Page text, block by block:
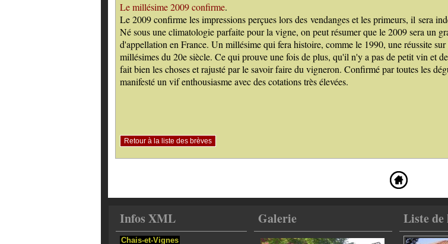
Le millésime 2009 confirme.
Le 2009 confirme les impressions perçues lors des vendanges et les primeurs, il sera
Né sous une climatologie parfaite pour la vigne, on peut résumer que le 2009 sera un
d'appellation en France. Un millésime qui fera histoire, comme le 1990, une réussite
millésimes du 20e siècle. Ce qui prouve une fois de plus, qu'il n'y a pas de petit vin et
fait bien les choses et rajusté par le savoir faire du vigneron. Confirmé par toutes les
manifesté un vif enthousiasme avec des cotations très élevées.
Retour à la liste des brèves
Infos XML
Chais-et-Vignes
Galerie Liste de